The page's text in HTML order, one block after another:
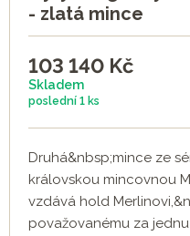
- zlatá mince
103 140 Kč
Skladem
poslední 1 ks
Druhá&nbsp;mince ze
královskou mincovnou
vzdává hold
považovanému za